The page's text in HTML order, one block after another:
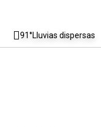
91°Lluvias dispersas